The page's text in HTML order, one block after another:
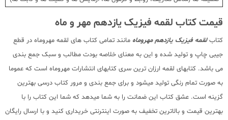
قیمت کتاب لقمه فیزیک یازدهم مهر و ماه
کتابلقمه فیزیک یازدهم مهروماه مانند تمامی کتاب های لقمه مهروماه در قطع
جیبی چاپ و تولید شده و این به معنای خلاصه بودت مطالب و سبک جمع بندی
می باشد. کتابهای لقمه ارزان ترین سری کتابهای انتشارات مهروماه است که عموما
به صورت تمام رنگی تولید میشود و برای جمع بندی و مرور کتاب درسی بهترین
گزینه است. عشق کتاب این ضمانت را به شما میدهد که شما این کتاب را با
بهترین قیمت و بالاترین تخفیف به صورت اینترنتی خریداری کنید و با ارسال رایگان